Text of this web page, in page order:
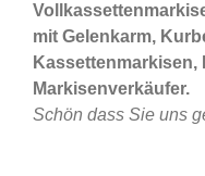
mit Gelenkarm,
Kassettenmarkisen,
Markisenverkäufer.
Schön dass Sie uns